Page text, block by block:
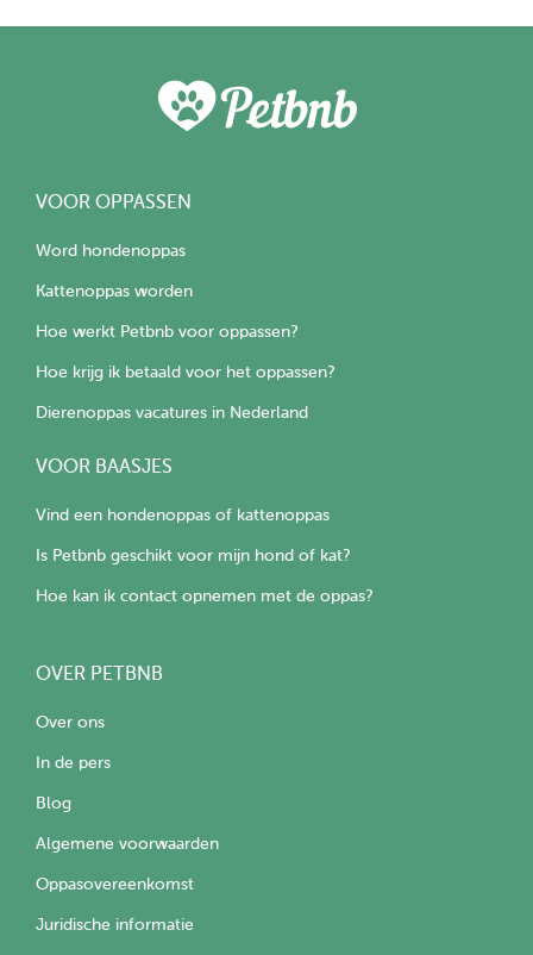
VOOR OPPASSEN
Word hondenoppas
Kattenoppas worden
Hoe werkt Petbnb voor oppassen?
Hoe krijg ik betaald voor het oppassen?
Dierenoppas vacatures in Nederland
VOOR BAASJES
Vind een hondenoppas of kattenoppas
Is Petbnb geschikt voor mijn hond of kat?
Hoe kan ik contact opnemen met de oppas?
OVER PETBNB
Over ons
In de pers
Blog
Algemene voorwaarden
Oppasovereenkomst
Juridische informatie